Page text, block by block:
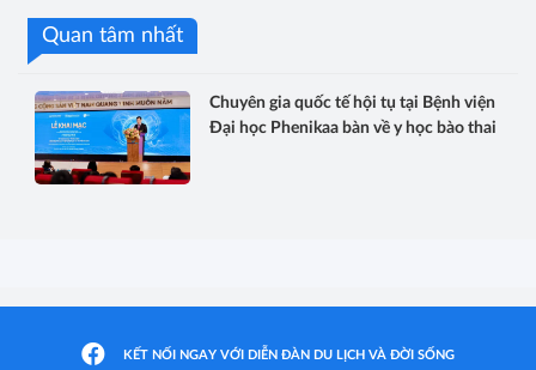
Quan tâm nhất
Chuyên gia quốc tế hội tụ tại Bệnh viện
Đại học Phenikaa bàn về y học bào thai
KẾT NỐI NGAY VỚI DIỄN ĐÀN DU LỊCH VÀ ĐỜI SỐNG